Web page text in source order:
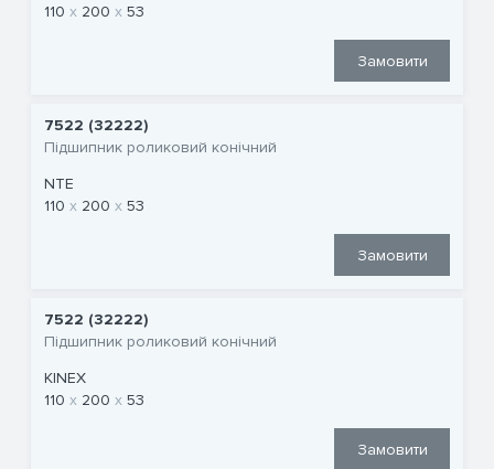
110
200 53
Замовити
7522 (32222)
Підшипник роликовий конічний
NTE
110
200 53
Замовити
7522 (32222)
Підшипник роликовий конічний
KINEX
110
200 53
Замовити